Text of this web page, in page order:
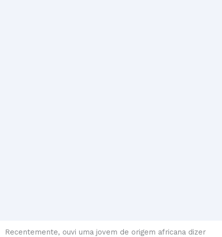
Recentemente, ouvi uma jovem de origem africana dizer